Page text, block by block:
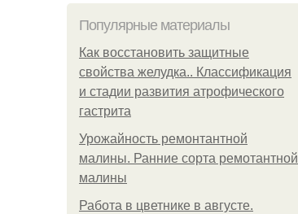
Популярные материалы
Как восстановить защитные
свойства желудка.. Классификация
и стадии развития атрофического
гастрита
Урожайность ремонтантной
малины. Ранние сорта ремотантной
малины
Работа в цветнике в августе.